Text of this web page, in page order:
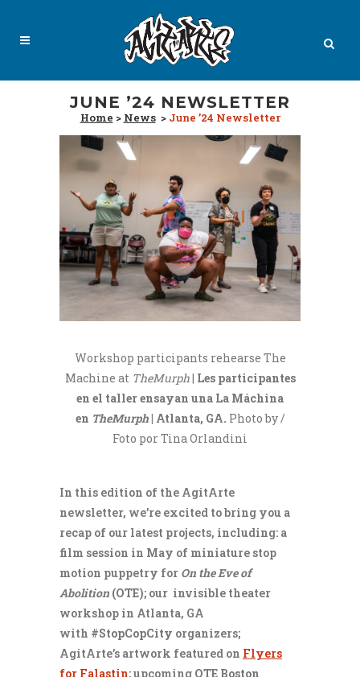
JUNE ’24 NEWSLETTER
Home > News > June ’24 Newsletter
Workshop participants rehearse The
Machine at TheMurph| Les participantes
en el taller ensayan una La Máchina
en TheMurph| Atlanta, GA. Photo by /
Foto por Tina Orlandini
In this edition of the AgitArte
newsletter, we’re excited to bring you a
recap of our latest projects, including: a
film session in May of miniature stop
motion puppetry for On the Eve of
Abolition (OTE); our invisible theater
workshop in Atlanta, GA
with #StopCopCity organizers;
AgitArte’s artwork featured on Flyers
for Falastin; upcoming OTE Boston